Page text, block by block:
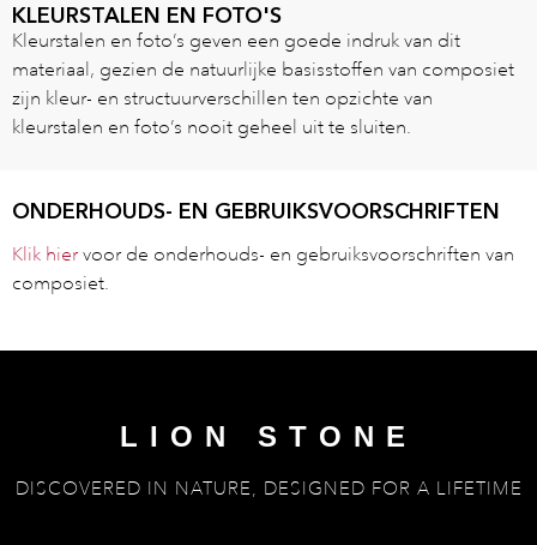
KLEURSTALEN EN FOTO'S
Kleurstalen en foto’s geven een goede indruk van dit
materiaal, gezien de natuurlijke basisstoffen van composiet
zijn kleur- en structuurverschillen ten opzichte van
kleurstalen en foto’s nooit geheel uit te sluiten.
ONDERHOUDS- EN GEBRUIKSVOORSCHRIFTEN
Klik hiervoor de onderhouds- en gebruiksvoorschriften van
composiet.
LION STONE
DISCOVERED IN NATURE, DESIGNED FOR A LIFETIME